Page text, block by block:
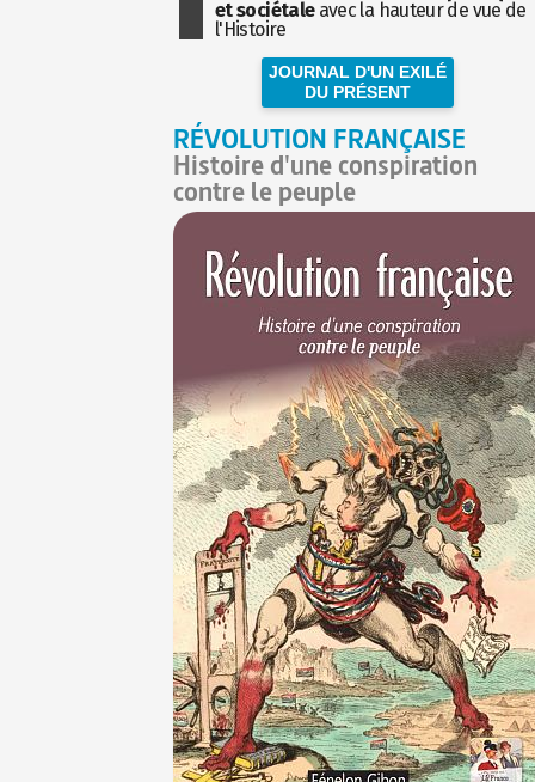
et sociétaleavec la hauteur de vue de
l'Histoire
JOURNAL D'UN EXILÉ
DU PRÉSENT
RÉVOLUTION FRANÇAISE
Histoire d'une conspiration
contre le peuple